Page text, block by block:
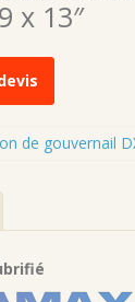
x 13″
de gouvernail